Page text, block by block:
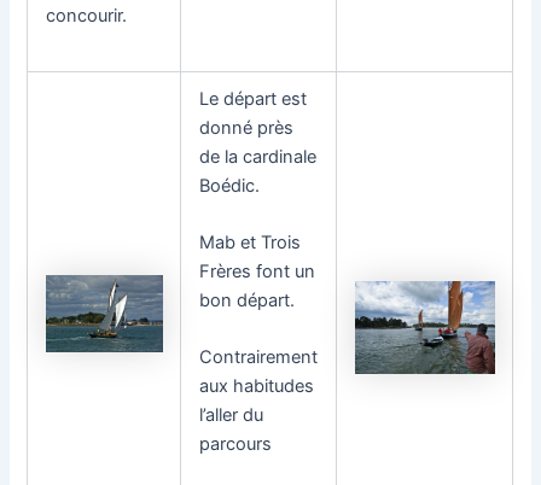
concourir.
Le départ est
donné près
de la cardinale
Boédic.
Mab et Trois
Frères font un
bon départ.
Contrairement
aux habitudes
l’aller du
parcours